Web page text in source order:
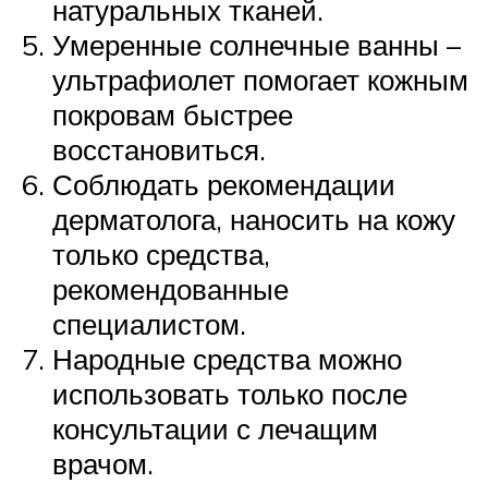
натуральных тканей.
Умеренные солнечные ванны –
ультрафиолет помогает кожным
покровам быстрее
восстановиться.
Соблюдать рекомендации
дерматолога, наносить на кожу
только средства,
рекомендованные
специалистом.
Народные средства можно
использовать только после
консультации с лечащим
врачом.